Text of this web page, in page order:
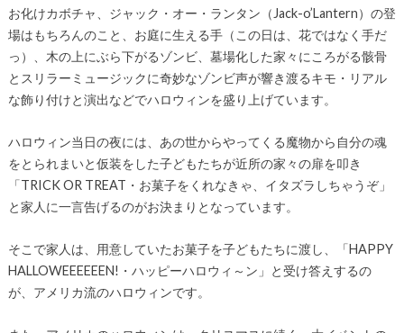
お化けカボチャ、ジャック・オー・ランタン（Jack-o’Lantern）の登
場はもちろんのこと、お庭に生える手（この日は、花ではなく手だ
っ）、木の上にぶら下がるゾンビ、墓場化した家々にころがる骸骨
とスリラーミュージックに奇妙なゾンビ声が響き渡るキモ・リアル
な飾り付けと演出などでハロウィンを盛り上げています。
ハロウィン当日の夜には、あの世からやってくる魔物から自分の魂
をとられまいと仮装をした子どもたちが近所の家々の扉を叩き
「TRICK OR TREAT・お菓子をくれなきゃ、イタズラしちゃうぞ」
と家人に一言告げるのがお決まりとなっています。
そこで家人は、用意していたお菓子を子どもたちに渡し、「HAPPY
HALLOWEEEEEEN!・ハッピーハロウィ～ン」と受け答えするの
が、アメリカ流のハロウィンです。